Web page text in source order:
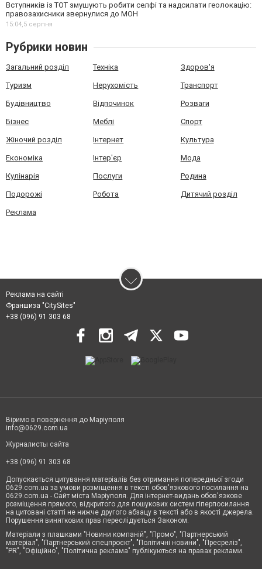
Вступників із ТОТ змушують робити селфі та надсилати геолокацію:
правозахисники звернулися до МОН
15:04,5 серпня
Рубрики новин
Загальний розділ Техніка Здоров'я
Туризм Нерухомість Транспорт
Будівництво Відпочинок Розваги
Бізнес Меблі Спорт
Жіночий розділ Інтернет Культура
Економіка Інтер'єр Мода
Кулінарія Послуги Родина
Подорожі Робота Дитячий розділ
Реклама
Реклама на сайті
Франшиза "CitySites"
+38 (096) 91 303 68
Віримо в повернення до Маріуполя
info@0629.com.ua
Журналисты сайта
+38 (096) 91 303 68
Допускається цитування матеріалів без отримання попередньої згоди
0629.com.ua за умови розміщення в тексті обов'язкового посилання на
0629.com.ua - Сайт міста Маріуполя. Для інтернет-видань обов'язкове
розміщення прямого, відкритого для пошукових систем гіперпосилання
на цитовані статті не нижче другого абзацу в тексті або в якості джерела.
Порушення виняткових прав переслідується Законом.
Матеріали з плашками "Новини компаній", "Промо", "Партнерський
матеріал", "Партнерський спецпроєкт", "Політичні новини", "Пресреліз",
"PR", "Офіційно", "Політична реклама" публікуються на правах реклами.